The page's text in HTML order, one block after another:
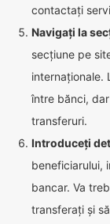
contactați
Navigați la
secțiune pe
internaționale.
între bănci,
transferuri.
Introduceți
beneficiarului,
bancar. Va
transferați și